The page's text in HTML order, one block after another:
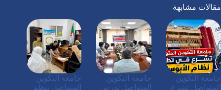
مقالات مشابهة
جامعة التكوين
المتواصل تشرع
جامعة التكوين
المتواصل تدرس
جامعة التكوين
المتواصل تنظم